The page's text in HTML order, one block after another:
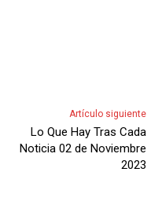
Artículo siguiente
Lo Que Hay Tras Cada
Noticia 02 de Noviembre
2023